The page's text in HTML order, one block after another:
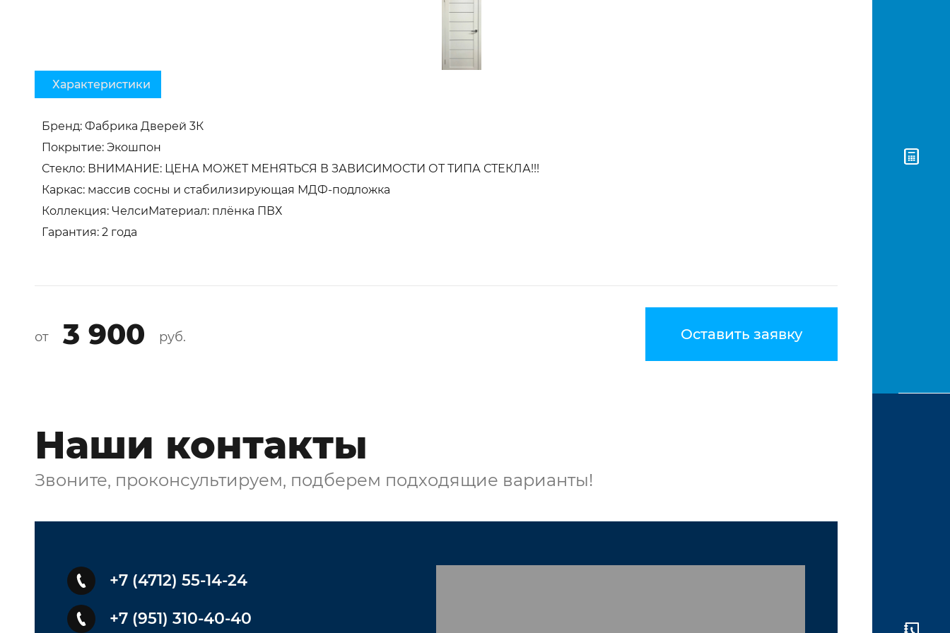
Характеристики
Бренд: Фабрика Дверей 3К
Покрытие: Экошпон
Стекло: ВНИМАНИЕ: ЦЕНА МОЖЕТ МЕНЯТЬСЯ В ЗАВИСИМОСТИ ОТ ТИПА СТЕКЛА!!!
Каркас: массив сосны и стабилизирующая МДФ-подложка
Коллекция: ЧелсиМатериал: плёнка ПВХ
Гарантия: 2 года
от 3 900 руб. Оставить заявку
Наши контакты
Звоните, проконсультируем, подберем подходящие варианты!
+7 (4712) 55-14-24
+7 (951) 310-40-40